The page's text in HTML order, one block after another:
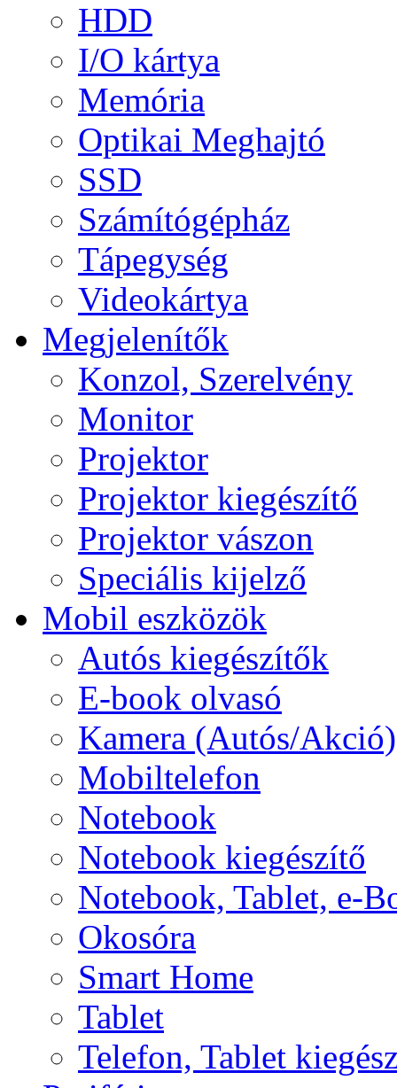
HDD
I/O kártya
Memória
Optikai Meghajtó
SSD
Számítógépház
Tápegység
Videokártya
Megjelenítők
Konzol, Szerelvény
Monitor
Projektor
Projektor kiegészítő
Projektor vászon
Speciális kijelző
Mobil eszközök
Autós kiegészítők
E-book olvasó
Kamera (Autós/Akció)
Mobiltelefon
Notebook
Notebook kiegészítő
Notebook, Tablet, e-
Okosóra
Smart Home
Tablet
Telefon, Tablet